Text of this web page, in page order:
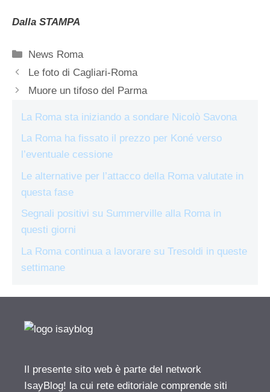
Dalla STAMPA
Categorie
News Roma
Le foto di Cagliari-Roma
Muore un tifoso del Parma
La Roma sta iniziando a sondare Nicolò Savona
La Roma ha fissato il prezzo per Koné verso
l’eventuale cessione
Le alternative per l’attacco della Roma valutate in
questa fase
Segnali positivi su Summerville alla Roma in
questi giorni
La Roma continua a lavorare su Tresoldi in queste
settimane
Il presente sito web è parte del network
IsayBlog! la cui rete editoriale comprende siti